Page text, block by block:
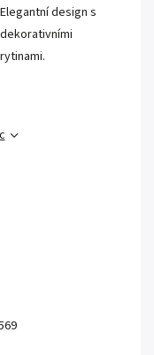
Elegantní design s
dekorativními
rytinami.